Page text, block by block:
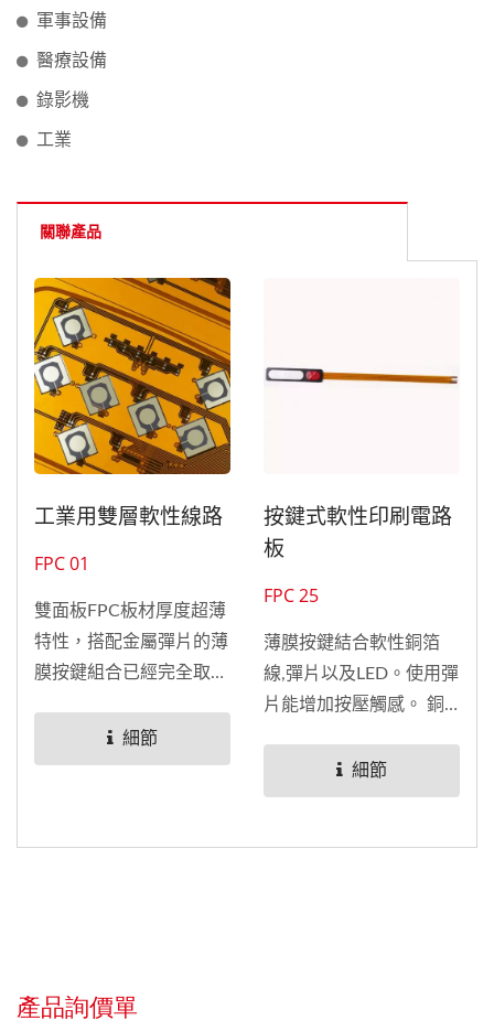
軍事設備
醫療設備
錄影機
工業
關聯產品
工業用雙層軟性線路
FPC 01
雙面板FPC板材厚度超薄
特性，搭配金屬彈片的薄
膜按鍵組合已經完全取代
用於手機及各式手持式微
電腦應用。銅箔基板...
細節
按鍵式軟性印刷電路
板
FPC 25
薄膜按鍵結合軟性銅箔
線,彈片以及LED。使用彈
片能增加按壓觸感。 銅
細節